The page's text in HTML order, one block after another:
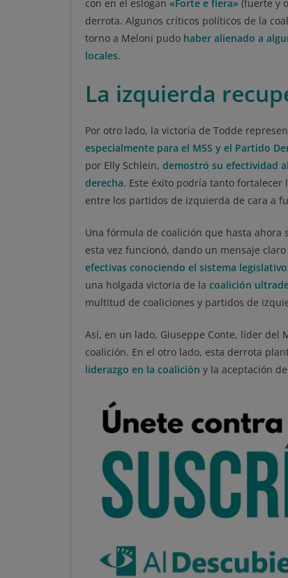
con en el eslogan «Forte e fiera» (fuerte y
derrota. Algunos críticos políticos de la
torno a Meloni pudo haber alienado a
locales.
La izquierda
Por otro lado, la victoria de Todde
especialmente para el M5S y el Partido
por Elly Schlein, demostró su efectividad
derecha. Este éxito podría tanto fortalecer
entre los partidos de izquierda de cara a
Una fórmula de coalición que hasta ahora
esta vez funcionó, dando un mensaje
efectivas conociendo el sistema
una holgada victoria de la coalición
multitud de coaliciones y partidos de
Así, en un lado, Giuseppe Conte, líder del
coalición. En el otro lado, esta derrota
liderazgo en la coalición y la aceptación